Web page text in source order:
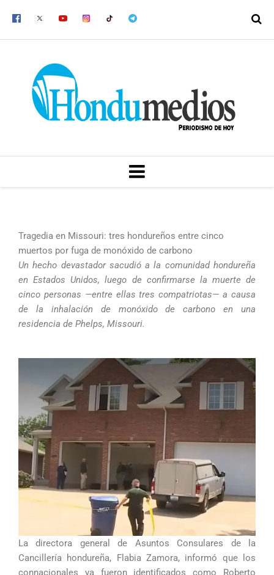
MENU
Tragedia en Missouri: tres hondureños entre cinco
muertos por fuga de monóxido de carbono
Un hecho devastador sacudió a la comunidad hondureña
en Estados Unidos, luego de confirmarse la muerte de
cinco personas —entre ellas tres compatriotas— a causa
de la inhalación de monóxido de carbono en una
residencia de Phelps, Missouri.
La directora general de Asuntos Consulares de la
Cancillería hondureña, Flabia Zamora, informó que los
connacionales ya fueron identificados como Roberto